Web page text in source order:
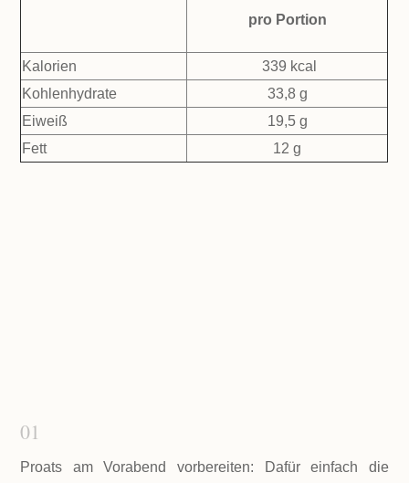
pro Portion
Kalorien
339 kcal
Kohlenhydrate
33,8 g
Eiweiß
19,5 g
Fett
12 g
01
Proats am Vorabend vorbereiten: Dafür einfach die